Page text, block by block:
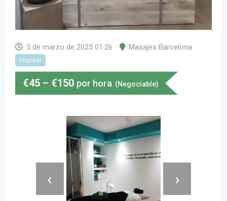
5 de marzo de 2025 01:26 Masajes Barcelona
Popular
€45 – €150 por hora (Negociable)
‹ ›